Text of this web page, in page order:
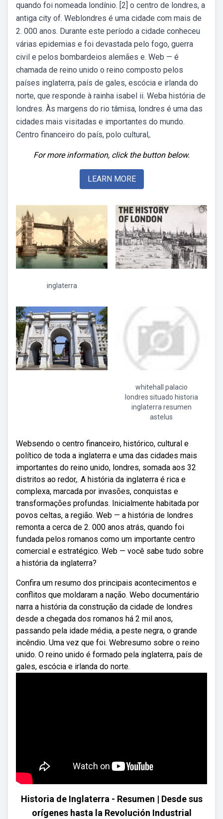
quando foi nomeada londínio. [2] o centro de londres, a
antiga city of. Weblondres é uma cidade com mais de
2. 000 anos. Durante este período a cidade conheceu
várias epidemias e foi devastada pelo fogo, guerra
civil e pelos bombardeios alemães e. Web — é
chamada de reino unido o reino composto pelos
países inglaterra, país de gales, escócia e irlanda do
norte, que responde à rainha isabel ii. Weba história de
londres. Às margens do rio tâmisa, londres é uma das
cidades mais visitadas e importantes do mundo.
Centro financeiro do país, polo cultural,.
For more information, click the button below.
LEARN MORE
inglaterra
whitehall palacio
londres situado historia
inglaterra resumen
astelus
Websendo o centro financeiro, histórico, cultural e
político de toda a inglaterra e uma das cidades mais
importantes do reino unido, londres, somada aos 32
distritos ao redor,. A história da inglaterra é rica e
complexa, marcada por invasões, conquistas e
transformações profundas. Inicialmente habitada por
povos celtas, a região. Web — a história de londres
remonta a cerca de 2. 000 anos atrás, quando foi
fundada pelos romanos como um importante centro
comercial e estratégico. Web — você sabe tudo sobre
a história da inglaterra?
Confira um resumo dos principais acontecimentos e
conflitos que moldaram a nação. Webo documentário
narra a história da construção da cidade de londres
desde a chegada dos romanos há 2 mil anos,
passando pela idade média, a peste negra, o grande
incêndio. Uma vez que foi. Webresumo sobre o reino
unido. O reino unido é formado pela inglaterra, país de
gales, escócia e irlanda do norte.
Historia de Inglaterra - Resumen | Desde sus
orígenes hasta la Revolución Industrial